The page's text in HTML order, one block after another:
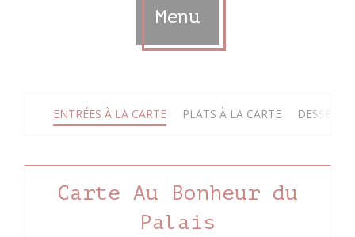
Menu
ENTRÉES À LA CARTE PLATS À LA CARTE
Carte Au Bonheur du
Palais